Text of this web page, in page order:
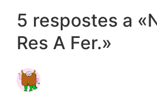
5 respostes a
Res A Fer.»